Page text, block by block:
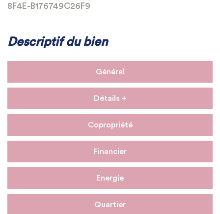
8F4E-B176749C26F9
Descriptif du bien
Général
Détails +
Copropriété
Financier
Energie
Quartier